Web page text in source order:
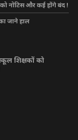
नोटिस और कई होंगे बंद !
जाने हाल
शिक्षकों को